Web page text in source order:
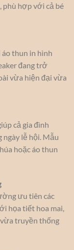
phù hợp với cả bé
áo thun in hình
đang trở
vừa hiện đại vừa
cả gia đình
lễ hội. Mẫu
hoặc áo thun
ưu tiên các
họa tiết hoa mai,
truyền thống